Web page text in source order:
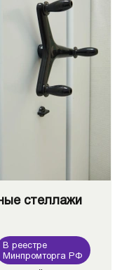
стеллажи
В реестре
Минпромторга РФ